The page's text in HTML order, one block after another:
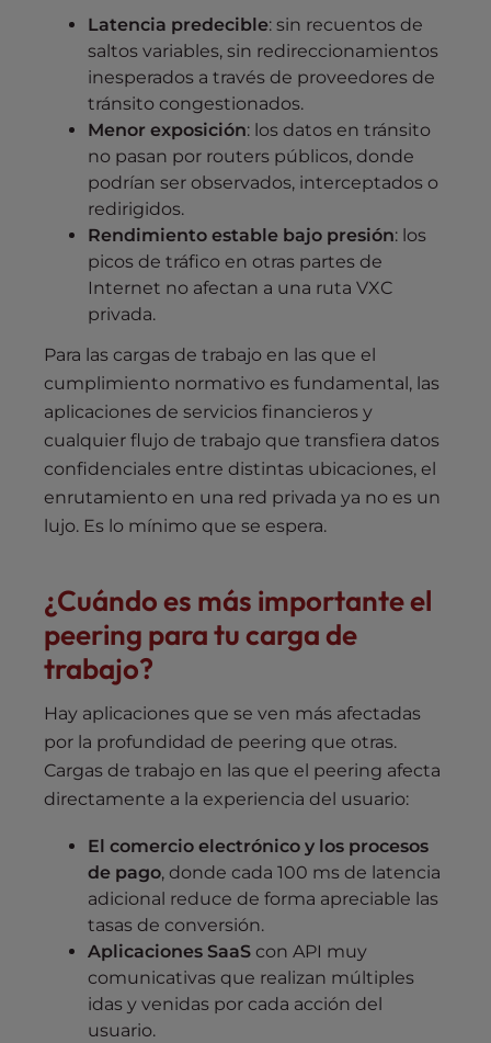
Latencia predecible: sin recuentos de
saltos variables, sin redireccionamientos
inesperados a través de proveedores de
tránsito congestionados.
Menor exposición: los datos en tránsito
no pasan por routers públicos, donde
podrían ser observados, interceptados o
redirigidos.
Rendimiento estable bajo presión: los
picos de tráfico en otras partes de
Internet no afectan a una ruta VXC
privada.
Para las cargas de trabajo en las que el
cumplimiento normativo es fundamental, las
aplicaciones de servicios financieros y
cualquier flujo de trabajo que transfiera datos
confidenciales entre distintas ubicaciones, el
enrutamiento en una red privada ya no es un
lujo. Es lo mínimo que se espera.
¿Cuándo es más importante el
peering para tu carga de
trabajo?
Hay aplicaciones que se ven más afectadas
por la profundidad de peering que otras.
Cargas de trabajo en las que el peering afecta
directamente a la experiencia del usuario:
El comercio electrónico y los procesos
de pago, donde cada 100 ms de latencia
adicional reduce de forma apreciable las
tasas de conversión.
Aplicaciones SaaS con API muy
comunicativas que realizan múltiples
idas y venidas por cada acción del
usuario.